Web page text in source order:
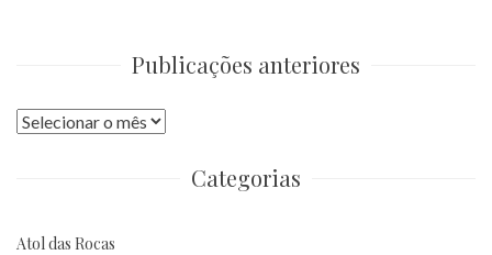
Publicações anteriores
Publicações
Categorias
Atol das Rocas